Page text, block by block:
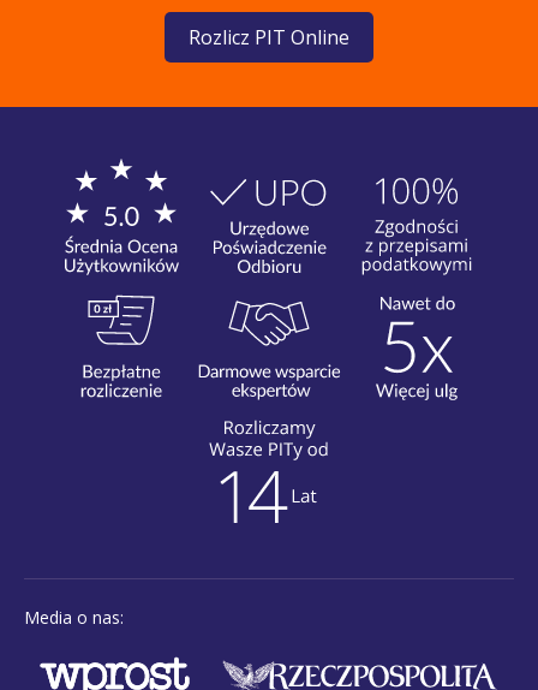
Rozlicz PIT Online
Media o nas: